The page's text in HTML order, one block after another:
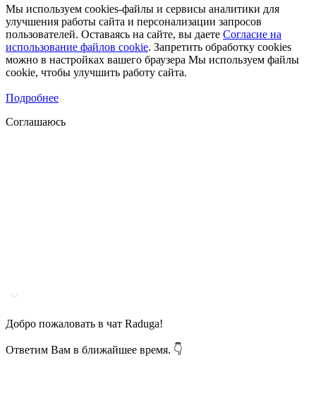
Мы используем cookies-файлы и сервисы аналитики для
улучшения работы сайта и персонализации запросов
пользователей. Оставаясь на сайте, вы даете Согласие на
использование файлов cookie. Запретить обработку cookies
можно в настройках вашего браузера Мы используем файлы
cookie, чтобы улучшить работу сайта.
Подробнее
Соглашаюсь
Добро пожаловать в чат Raduga!
Ответим Вам в ближайшее время. 👇